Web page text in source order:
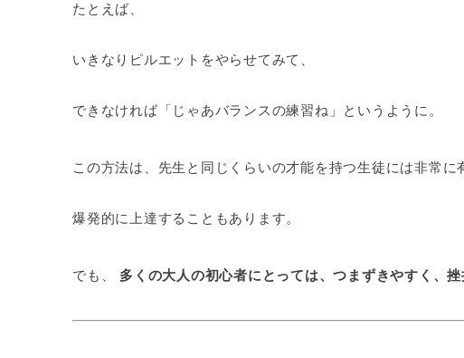
たとえば、
いきなりピルエットをやらせてみて、
できなければ「じゃあバランスの練習ね」というように。
この方法は、先生と同じくらいの才能を持つ生徒には非常に
爆発的に上達することもあります。
でも、 多くの大人の初心者にとっては、つまずきやすく、挫